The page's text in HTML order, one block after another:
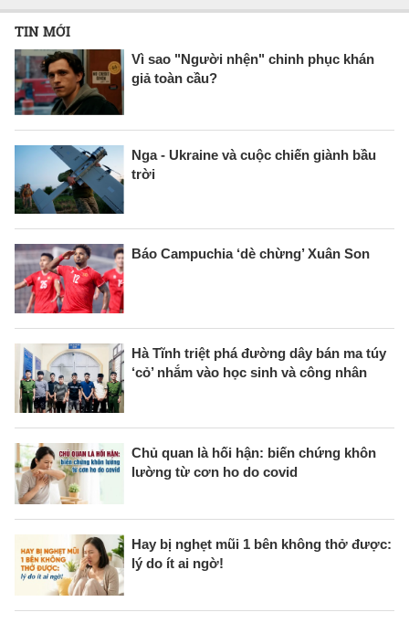
TIN MỚI
Vì sao "Người nhện" chinh phục khán
giả toàn cầu?
Nga - Ukraine và cuộc chiến giành bầu
trời
Báo Campuchia ‘dè chừng’ Xuân Son
Hà Tĩnh triệt phá đường dây bán ma túy
‘cỏ’ nhắm vào học sinh và công nhân
Chủ quan là hối hận: biến chứng khôn
lường từ cơn ho do covid
Hay bị nghẹt mũi 1 bên không thở được:
lý do ít ai ngờ!